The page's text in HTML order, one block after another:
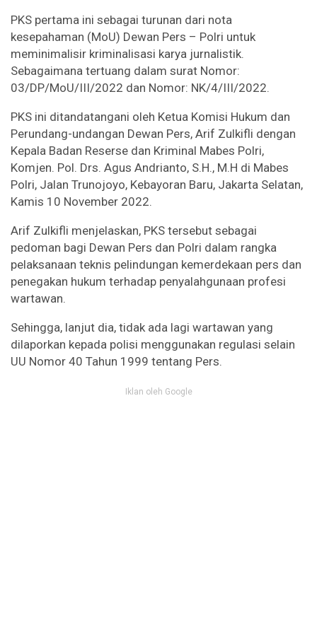
PKS pertama ini sebagai turunan dari nota
kesepahaman (MoU) Dewan Pers – Polri untuk
meminimalisir kriminalisasi karya jurnalistik.
Sebagaimana tertuang dalam surat Nomor:
03/DP/MoU/III/2022 dan Nomor: NK/4/III/2022.
PKS ini ditandatangani oleh Ketua Komisi Hukum dan
Perundang-undangan Dewan Pers, Arif Zulkifli dengan
Kepala Badan Reserse dan Kriminal Mabes Polri,
Komjen. Pol. Drs. Agus Andrianto, S.H., M.H di Mabes
Polri, Jalan Trunojoyo, Kebayoran Baru, Jakarta Selatan,
Kamis 10 November 2022.
Arif Zulkifli menjelaskan, PKS tersebut sebagai
pedoman bagi Dewan Pers dan Polri dalam rangka
pelaksanaan teknis pelindungan kemerdekaan pers dan
penegakan hukum terhadap penyalahgunaan profesi
wartawan.
Sehingga, lanjut dia, tidak ada lagi wartawan yang
dilaporkan kepada polisi menggunakan regulasi selain
UU Nomor 40 Tahun 1999 tentang Pers.
Iklan oleh Google